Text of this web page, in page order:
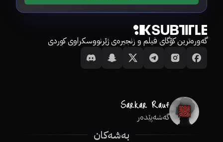
گەورەترین کۆگای فیلم و زنجیرەی ژێرنووسکراوی کوردی
گەشەپێدەر
بەشەکان